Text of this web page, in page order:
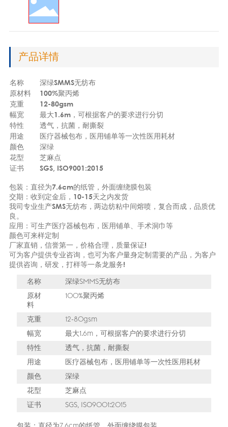
产品详情
名称
深绿SMMS无纺布
原材料
100%聚丙烯
克重
12-80gsm
幅宽
最大1.6m，可根据客户的要求进行分切
特性
透气，抗菌，耐撕裂
用途
医疗器械包布，医用铺单等一次性医用耗材
颜色
深绿
花型
芝麻点
证书
SGS, ISO9001:2015
包装：直径为7.6cm的纸管，外面缠绕膜包装
交期：收到定金后，10-15天之内发货
我司专业生产SMS无纺布，两边纺粘中间熔喷，复合而成，品质优
良。
应用：可生产医疗器械包布，医用铺单、手术洞巾等
颜色可来样定制
厂家直销，信誉第一，价格合理，质量保证!
可为客户提供专业咨询，也可为客户量身定制需要的产品，为客户
提供咨询，研发，打样等一条龙服务!
名称
深绿SMMS无纺布
原材
料
100%聚丙烯
克重
12-80gsm
幅宽
最大1.6m，可根据客户的要求进行分切
特性
透气，抗菌，耐撕裂
用途
医疗器械包布，医用铺单等一次性医用耗材
颜色
深绿
花型
芝麻点
证书
SGS, ISO9001:2015